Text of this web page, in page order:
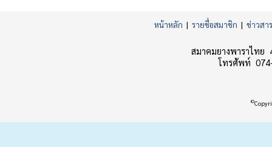
หน้าหลัก | รายชื่อสมาชิก | ข่าวสาร
สมาคมยางพาราไทย
โทรศัพท์
©